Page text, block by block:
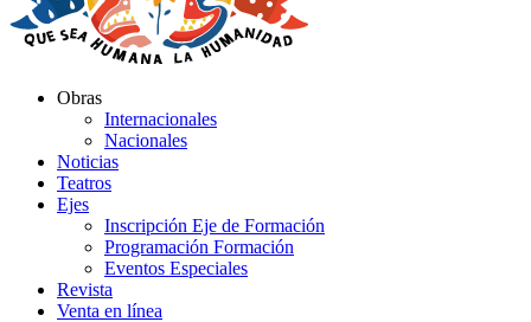
Obras
Internacionales
Nacionales
Noticias
Teatros
Ejes
Inscripción Eje de Formación
Programación Formación
Eventos Especiales
Revista
Venta en línea